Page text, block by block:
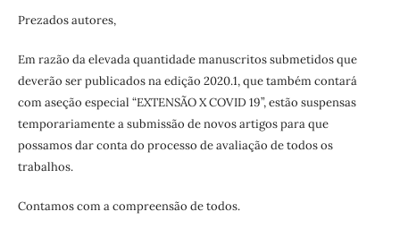
Prezados autores,
Em razão da elevada quantidade manuscritos submetidos que
deverão ser publicados na edição 2020.1, que também contará
com aseção especial “EXTENSÃO X COVID 19”, estão suspensas
temporariamente a submissão de novos artigos para que
possamos dar conta do processo de avaliação de todos os
trabalhos.
Contamos com a compreensão de todos.